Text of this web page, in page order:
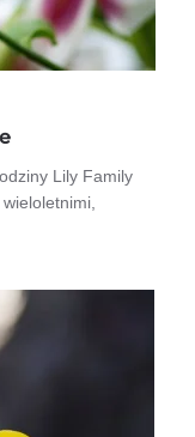
Lily Family